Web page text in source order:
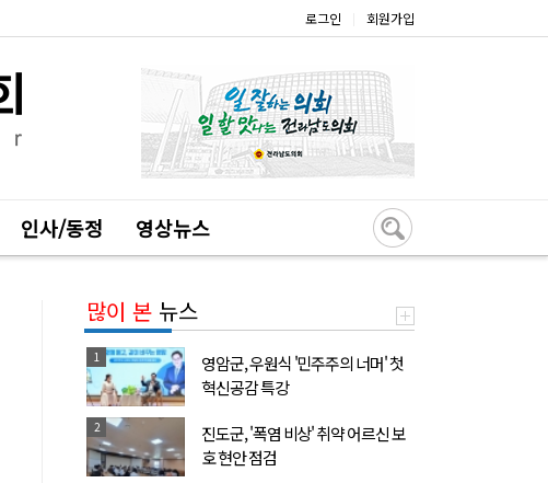
로그인 회원가입
인사/동정 영상뉴스
많이 본 뉴스
1
영암군, 우원식 '민주주의 너머' 첫
혁신공감 특강
2
진도군, '폭염 비상' 취약 어르신 보
호 현안 점검